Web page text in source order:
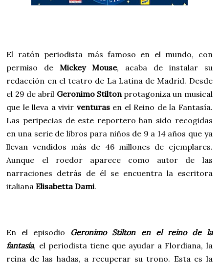
El ratón periodista más famoso en el mundo, con
permiso de Mickey Mouse, acaba de instalar su
redacción en el teatro de La Latina de Madrid. Desde
el 29 de abril Geronimo Stiltonprotagoniza un musical
que le lleva a vivir venturasen el Reino de la Fantasía.
Las peripecias de este reportero han sido recogidas
en una serie de libros para niños de 9 a 14 años que ya
llevan vendidos más de 46 millones de ejemplares.
Aunque el roedor aparece como autor de las
narraciones detrás de él se encuentra la escritora
italiana Elisabetta Dami.
En el episodio Geronimo Stilton en el reino de la
fantasía, el periodista tiene que ayudar a Flordiana, la
reina de las hadas, a recuperar su trono. Esta es la